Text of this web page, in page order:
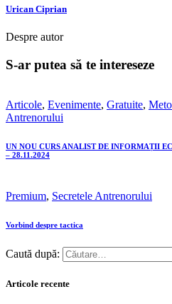
Urican Ciprian
Despre autor
S-ar putea să te intereseze
Articole, Evenimente, Gratuite,
Antrenorului
UN NOU CURS ANALIST DE INFORMAȚII
– 28.11.2024
Premium, Secretele Antrenorului
Vorbind despre tactica
Caută după:
Articole recente